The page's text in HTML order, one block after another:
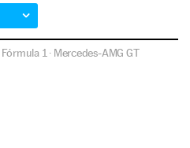
Fórmula 1 · Mercedes-AMG GT